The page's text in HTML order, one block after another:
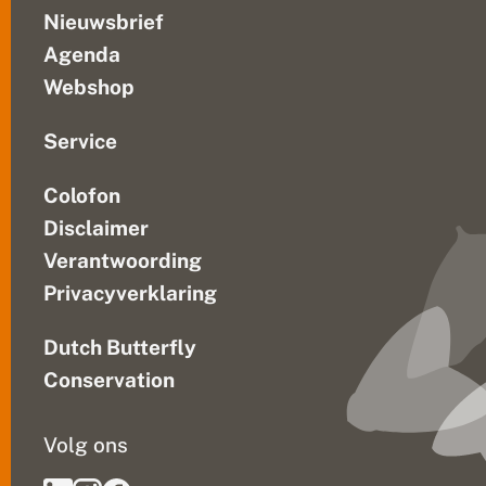
Nieuwsbrief
Agenda
Webshop
Service
Colofon
Disclaimer
Verantwoording
Privacyverklaring
Dutch Butterfly
Conservation
Volg ons